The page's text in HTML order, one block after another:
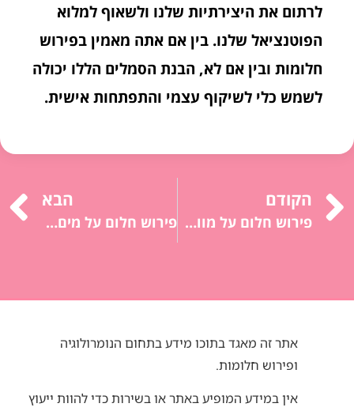
לרתום את היצירתיות שלנו ולשאוף למלוא
הפוטנציאל שלנו. בין אם אתה מאמין בפירוש
חלומות ובין אם לא, הבנת הסמלים הללו יכולה
לשמש כלי לשיקוף עצמי והתפתחות אישית.
הקודם
פירוש חלום על מוות: סיום, שינוי, טרנספורמציה, פרידה.
הבא
פירוש חלום על מים: רגשות, תת מודע, טיהור, שינוי.
אתר זה מאגד בתוכו מידע בתחום הנומרולוגיה
ופירוש חלומות.
אין במידע המופיע באתר או בשירות כדי להוות ייעוץ